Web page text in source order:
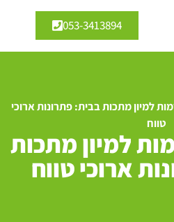
053-3413894
למיון מתכות בבית: פתרונות ארוכי
טווח
למיון מתכות
ארוכי טווח